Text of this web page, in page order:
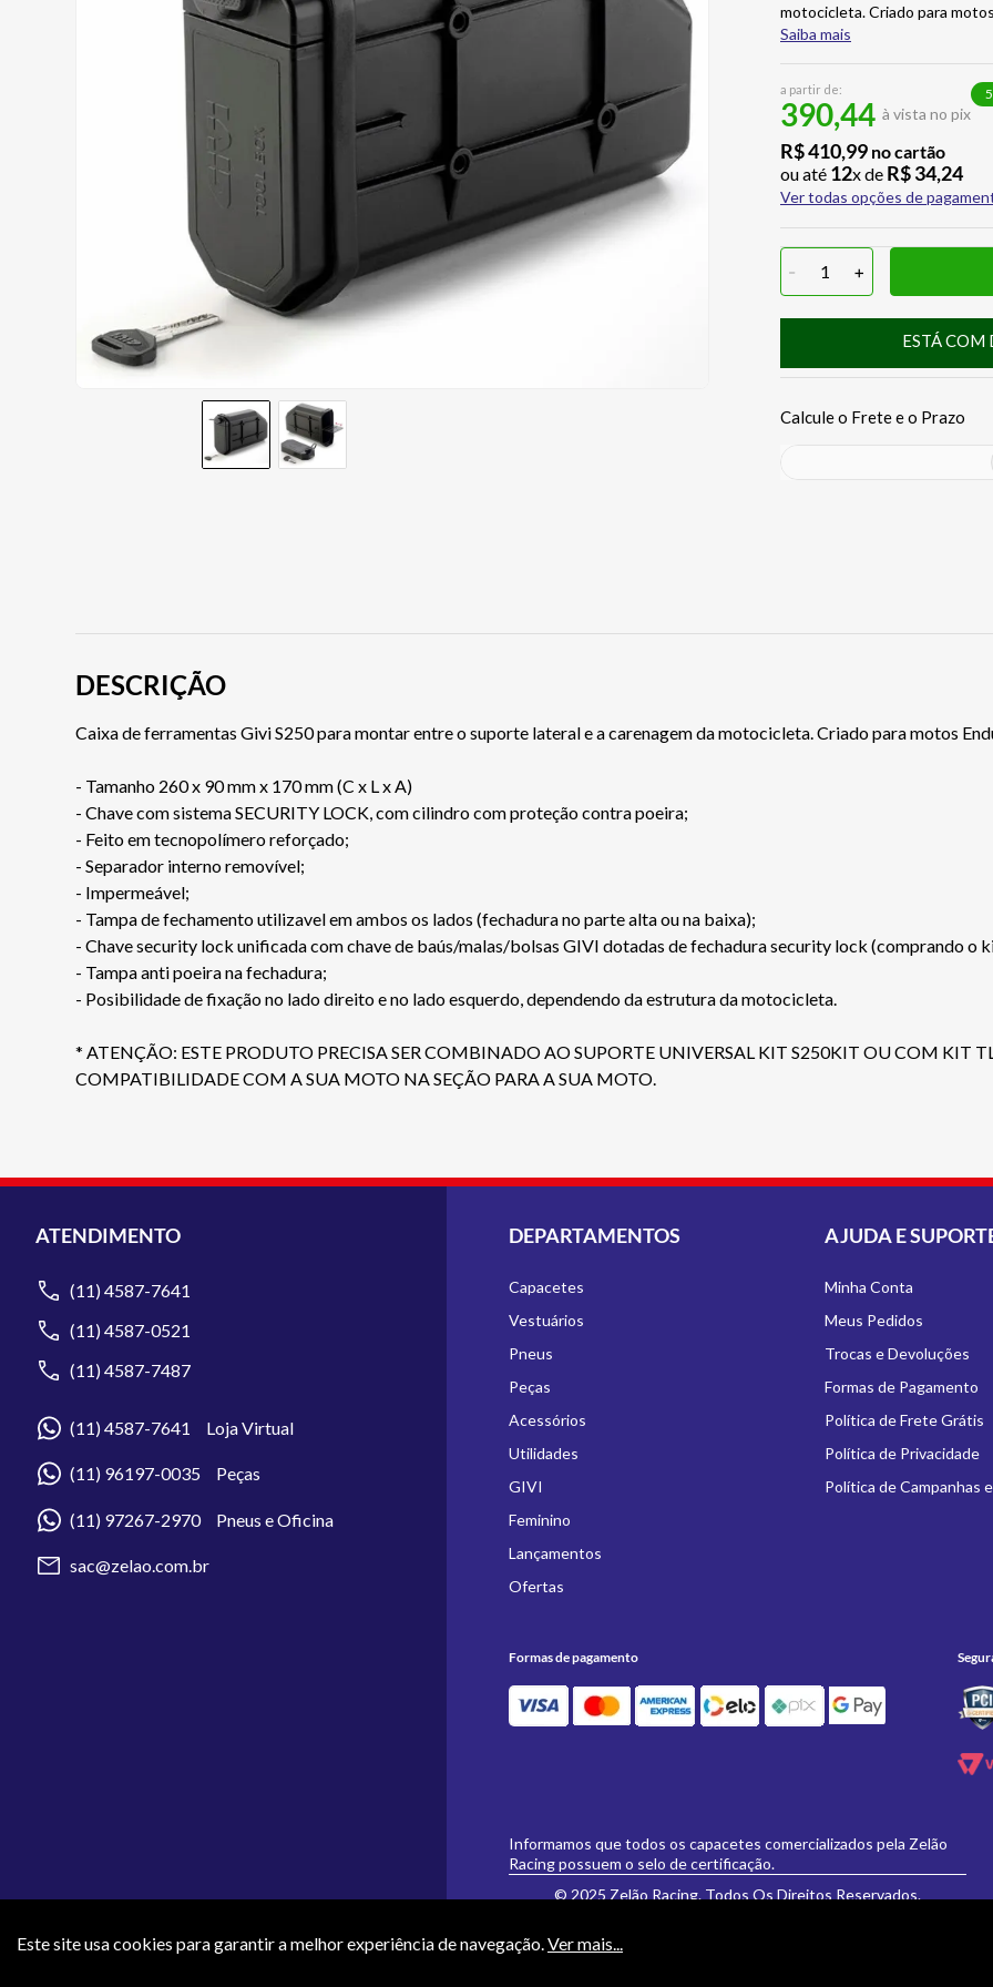
Este site usa cookies para garantir a melhor experiência de navegação.Ver mais...
motocicleta. Criado para
Saiba mais
a partir de:
390,44 à vista no pix
5
R$410,99 no cartão
ou até 12x de R$34,24
Ver todas opções de
- 1 +
ESTÁ COM
DESCRIÇÃO
Caixa de ferramentas Givi S250 para montar entre o suporte lateral e a carenagem da motocicleta. Criado para motos
- Tamanho 260 x 90 mm x 170 mm (C x L x A)
- Chave com sistema SECURITY LOCK, com cilindro com proteção contra poeira;
- Feito em tecnopolímero reforçado;
- Separador interno removível;
- Impermeável;
- Tampa de fechamento utilizavel em ambos os lados (fechadura no parte alta ou na baixa);
- Chave security lock unificada com chave de baús/malas/bolsas GIVI dotadas de fechadura security lock (comprando o
- Tampa anti poeira na fechadura;
- Posibilidade de fixação no lado direito e no lado esquerdo, dependendo da estrutura da motocicleta.
* ATENÇÃO: ESTE PRODUTO PRECISA SER COMBINADO AO SUPORTE UNIVERSAL KIT S250KIT OU COM KIT
COMPATIBILIDADE COM A SUA MOTO NA SEÇÃO PARA A SUA MOTO.
ATENDIMENTO
(11) 4587-7641
(11) 4587-0521
(11) 4587-7487
(11) 4587-7641 Loja Virtual
(11) 96197-0035 Peças
(11) 97267-2970 Pneus e Oficina
sac@zelao.com.br
DEPARTAMENTOS
Capacetes
Vestuários
Pneus
Peças
Acessórios
Utilidades
GIVI
Feminino
Lançamentos
Ofertas
AJUDA E
Minha Conta
Meus Pedidos
Trocas e Devoluções
Formas de Pagamento
Política de Frete Grátis
Política de Privacidade
Política de Campanhas
Formas de pagamento
Informamos que todos os capacetes comercializados pela Zelão
Racing possuem o selo de certificação.
© 2025 Zelão Racing. Todos Os Direitos Reservados.
9º AIROH
BOTAS